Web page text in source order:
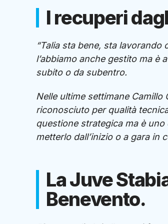
I recuperi
“Talia sta bene, sta
l’abbiamo anche gestito ma è
subito o da subentro.
Nelle ultime settimane
riconosciuto per qualità
questione strategica ma è
metterlo dall’inizio o a gara in
La Juve
Benevento.